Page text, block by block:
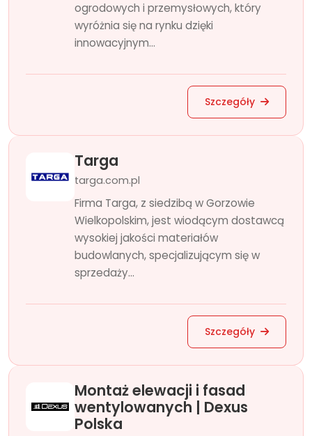
ogrodowych i przemysłowych, który
wyróżnia się na rynku dzięki
innowacyjnym...
Szczegóły
Targa
targa.com.pl
Firma Targa, z siedzibą w Gorzowie
Wielkopolskim, jest wiodącym dostawcą
wysokiej jakości materiałów
budowlanych, specjalizującym się w
sprzedaży...
Szczegóły
Montaż elewacji i fasad
wentylowanych | Dexus
Polska